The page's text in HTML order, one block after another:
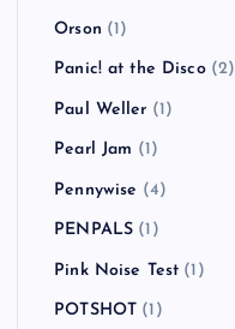
Orson (1)
Panic! at the Disco(2)
Paul Weller (1)
Pearl Jam (1)
Pennywise (4)
PENPALS (1)
Pink Noise Test (1)
POTSHOT (1)